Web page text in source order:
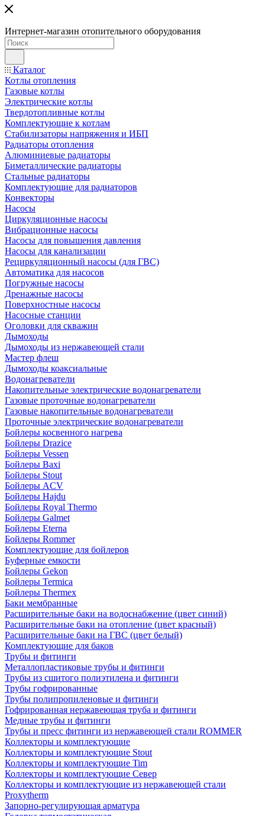
Интернет-магазин отопительного оборудования
Каталог
Котлы отопления
Газовые котлы
Электрические котлы
Твердотопливные котлы
Комплектующие к котлам
Стабилизаторы напряжения и ИБП
Радиаторы отопления
Алюминиевые радиаторы
Биметаллические радиаторы
Стальные радиаторы
Комплектующие для радиаторов
Конвекторы
Насосы
Циркуляционные насосы
Вибрационные насосы
Насосы для повышения давления
Насосы для канализации
Рециркуляционный насосы (для ГВС)
Автоматика для насосов
Погружные насосы
Дренажные насосы
Поверхностные насосы
Насосные станции
Оголовки для скважин
Дымоходы
Дымоходы из нержавеющей стали
Мастер флеш
Дымоходы коаксиальные
Водонагреватели
Накопительные электрические водонагреватели
Газовые проточные водонагреватели
Газовые накопительные водонагреватели
Проточные электрические водонагреватели
Бойлеры косвенного нагрева
Бойлеры Drazice
Бойлеры Vessen
Бойлеры Baxi
Бойлеры Stout
Бойлеры ACV
Бойлеры Hajdu
Бойлеры Royal Thermo
Бойлеры Galmet
Бойлеры Eterna
Бойлеры Rommer
Комплектующие для бойлеров
Буферные емкости
Бойлеры Gekon
Бойлеры Termica
Бойлеры Thermex
Баки мембранные
Расширительные баки на водоснабжение (цвет синий)
Расширительные баки на отопление (цвет красный)
Расширительные баки на ГВС (цвет белый)
Комплектующие для баков
Трубы и фитинги
Металлопластиковые трубы и фитинги
Трубы из сшитого полиэтилена и фитинги
Трубы гофрированные
Трубы полипропиленовые и фитинги
Гофрированная нержавеющая труба и фитинги
Медные трубы и фитинги
Трубы и пресс фитинги из нержавеющей стали ROMMER
Коллекторы и комплектующие
Коллекторы и комплектующие Stout
Коллекторы и комплектующие Tim
Коллекторы и комплектующие Север
Коллекторы и комплектующие из нержавеющей стали
Proxytherm
Запорно-регулирующая арматура